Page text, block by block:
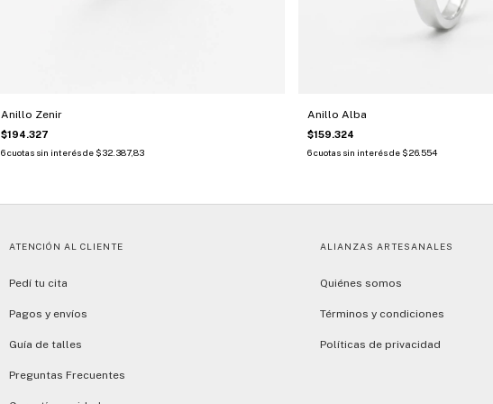
Anillo Zenir
$194.327
6cuotas sin interés de $32.387,83
Anillo Alba
$159.324
6 cuotas sin interés de $26.554
ATENCIÓN AL CLIENTE
Pedí tu cita
Pagos y envíos
Guía de talles
Preguntas Frecuentes
ALIANZAS ARTESANALES
Quiénes somos
Términos y condiciones
Políticas de privacidad